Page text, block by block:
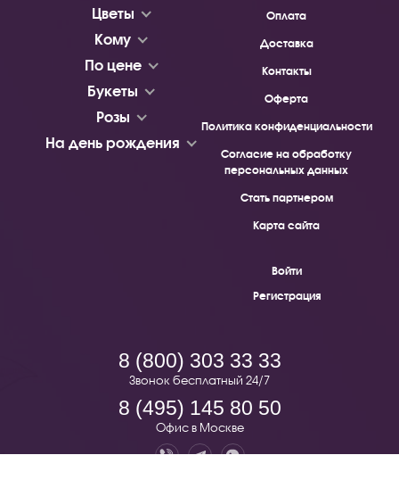
Цветы
Кому
По цене
Букеты
Розы
На день рождения
Оплата
Доставка
Контакты
Оферта
Политика конфиденциальности
Согласие на обработку
персональных данных
Стать партнером
Карта сайта
Войти
Регистрация
8 (800) 303 33 33
Звонок бесплатный 24/7
8 (495) 145 80 50
Офис в Москве